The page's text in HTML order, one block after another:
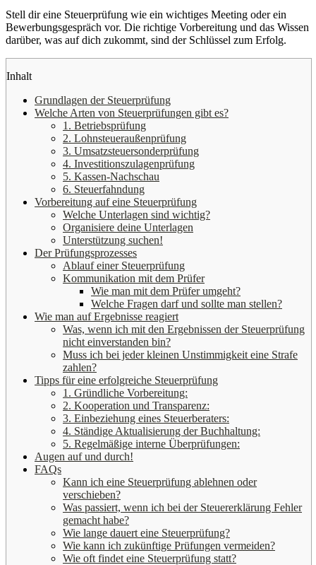
Stell dir eine Steuerprüfung wie ein wichtiges Meeting oder ein
Bewerbungsgespräch vor. Die richtige Vorbereitung und das Wissen
darüber, was auf dich zukommt, sind der Schlüssel zum Erfolg.
Inhalt
Grundlagen der Steuerprüfung
Welche Arten von Steuerprüfungen gibt es?
1. Betriebsprüfung
2. Lohnsteueraußenprüfung
3. Umsatzsteuersonderprüfung
4. Investitionszulagenprüfung
5. Kassen-Nachschau
6. Steuerfahndung
Vorbereitung auf eine Steuerprüfung
Welche Unterlagen sind wichtig?
Organisiere deine Unterlagen
Unterstützung suchen!
Der Prüfungsprozesses
Ablauf einer Steuerprüfung
Kommunikation mit dem Prüfer
Wie man mit dem Prüfer umgeht?
Welche Fragen darf und sollte man stellen?
Wie man auf Ergebnisse reagiert
Was, wenn ich mit den Ergebnissen der Steuerprüfung
nicht einverstanden bin?
Muss ich bei jeder kleinen Unstimmigkeit eine Strafe
zahlen?
Tipps für eine erfolgreiche Steuerprüfung
1. Gründliche Vorbereitung:
2. Kooperation und Transparenz:
3. Einbeziehung eines Steuerberaters:
4. Ständige Aktualisierung der Buchhaltung:
5. Regelmäßige interne Überprüfungen:
Augen auf und durch!
FAQs
Kann ich eine Steuerprüfung ablehnen oder
verschieben?
Was passiert, wenn ich bei der Steuererklärung Fehler
gemacht habe?
Wie lange dauert eine Steuerprüfung?
Wie kann ich zukünftige Prüfungen vermeiden?
Wie oft findet eine Steuerprüfung statt?